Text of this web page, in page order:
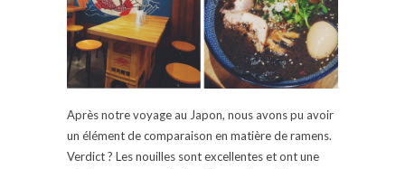
Après notre voyage au Japon, nous avons pu avoir
un élément de comparaison en matière de ramens.
Verdict ? Les nouilles sont excellentes et ont une